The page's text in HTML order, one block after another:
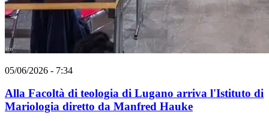
05/06/2026 - 7:34
Alla Facoltà di teologia di Lugano arriva l'Istituto di
Mariologia diretto da Manfred Hauke